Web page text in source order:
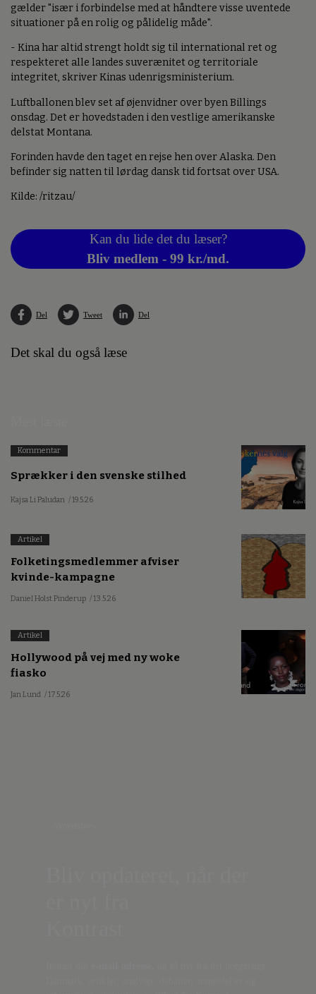
gælder "især i forbindelse med at håndtere visse uventede
situationer på en rolig og pålidelig måde".
- Kina har altid strengt holdt sig til international ret og
respekteret alle landes suverænitet og territoriale
integritet, skriver Kinas udenrigsministerium.
Luftballonen blev set af øjenvidner over byen Billings
onsdag. Det er hovedstaden i den vestlige amerikanske
delstat Montana.
Forinden havde den taget en rejse hen over Alaska. Den
befinder sig natten til lørdag dansk tid fortsat over USA.
Kilde: /ritzau/
Kan du lide det du læser?
Bliv medlem - 99 kr./md.
Del Tweet Del
Det skal du også læse
Kommentar
Sprækker i den svenske stilhed
Kajsa Li Paludan / 19.5.26
Artikel
Folketingsmedlemmer afviser
kvinde-kampagne
Daniel Holst Pinderup / 13.5.26
Artikel
Hollywood på vej med ny woke
fiasko
Jan Lund / 17.5.26